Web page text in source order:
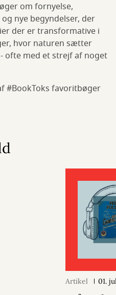
om fornyelse,
nye begyndelser, der
der er transformative i
hvor naturen sætter
ofte med et strejf af noget
#BookToks favoritbøger
Artikel 01.